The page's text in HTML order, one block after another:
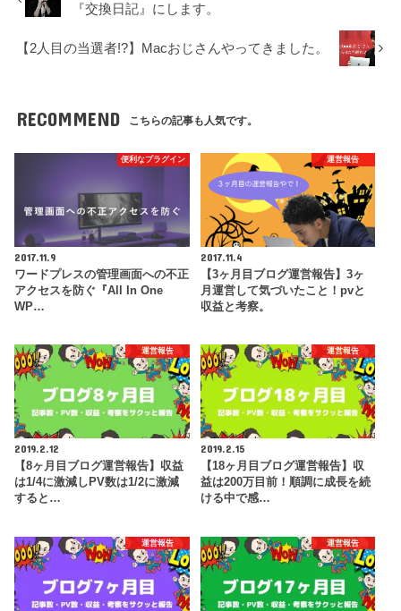
『交換日記』にします。
【2人目の当選者!?】Macおじさんやってきました。
RECOMMEND こちらの記事も人気です。
便利なプラグイン
2017.11.9
ワードプレスの管理画面への不正
アクセスを防ぐ『All In One
WP…
運営報告
2017.11.4
【3ヶ月目ブログ運営報告】3ヶ
月運営して気づいたこと！pvと
収益と考察。
運営報告
2019.2.12
【8ヶ月目ブログ運営報告】収益
は1/4に激減しPV数は1/2に激減
すると…
運営報告
2019.2.15
【18ヶ月目ブログ運営報告】収
益は200万目前！順調に成長を続
ける中で感…
運営報告 運営報告